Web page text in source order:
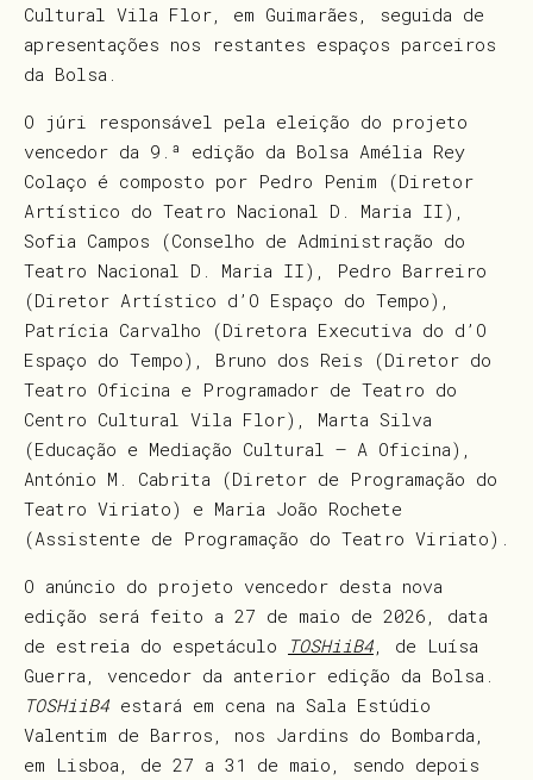
Cultural Vila Flor, em Guimarães, seguida de
apresentações nos restantes espaços parceiros
da Bolsa.
O júri responsável pela eleição do projeto
vencedor da 9.ª edição da Bolsa Amélia Rey
Colaço é composto por Pedro Penim (Diretor
Artístico do Teatro Nacional D. Maria II),
Sofia Campos (Conselho de Administração do
Teatro Nacional D. Maria II), Pedro Barreiro
(Diretor Artístico d’O Espaço do Tempo),
Patrícia Carvalho (Diretora Executiva do d’O
Espaço do Tempo), Bruno dos Reis (Diretor do
Teatro Oficina e Programador de Teatro do
Centro Cultural Vila Flor), Marta Silva
(Educação e Mediação Cultural – A Oficina),
António M. Cabrita (Diretor de Programação do
Teatro Viriato) e Maria João Rochete
(Assistente de Programação do Teatro Viriato).
O anúncio do projeto vencedor desta nova
edição será feito a 27 de maio de 2026, data
de estreia do espetáculo
TOSHiiB4 , de Luísa
Guerra, vencedor da anterior edição da Bolsa.
TOSHiiB4 estará em cena na Sala Estúdio
Valentim de Barros, nos Jardins do Bombarda,
em Lisboa, de 27 a 31 de maio, sendo depois